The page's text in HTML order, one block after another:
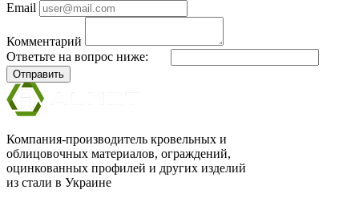
Email
Комментарий
Ответьте на вопрос ниже:
Отправить
Компания-производитель кровельных и
облицовочных материалов, ограждений,
оцинкованных профилей и других изделий
из стали в Украине